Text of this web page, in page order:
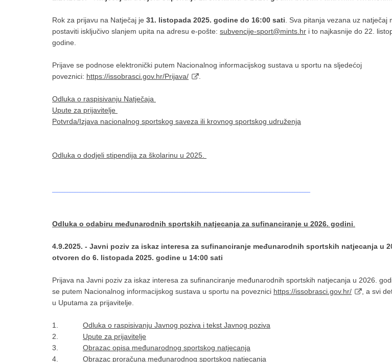
Rok za prijavu na Natječaj je 31. listopada 2025. godine do 16:00 sati . Sva pitanja vezana uz natječaj
postaviti isključivo slanjem upita na adresu e-pošte: subvencije-sport@mints.hr i to najkasnije do 22.
godine.
Prijave se podnose elektronički putem Nacionalnog informacijskog sustava u sportu na sljedećoj
poveznici: https://issobrasci.gov.hr/Prijava/
Odluka o raspisivanju Natječaja
Upute za prijavitelje
Potvrda/Izjava nacionalnog sportskog saveza ili krovnog sportskog udruženja
Odluka o dodjeli stipendija za školarinu u 2025.
Odluka o odabiru međunarodnih sportskih natjecanja za sufinanciranje u 2026. godini
4.9.2025. - Javni poziv za iskaz interesa za sufinanciranje međunarodnih sportskih natjecanja u
otvoren do 6. listopada 2025. godine u 14:00 sati
Prijava na Javni poziv za iskaz interesa za sufinanciranje međunarodnih sportskih natjecanja u 2026.
se putem Nacionalnog informacijskog sustava u sportu na poveznici https://issobrasci.gov.hr/
, a svi
u Uputama za prijavitelje.
1. Odluka o raspisivanju Javnog poziva i tekst Javnog poziva
2. Upute za prijavitelje
3. Obrazac opisa međunarodnog sportskog natjecanja
4. Obrazac proračuna međunarodnog sportskog natjecanja